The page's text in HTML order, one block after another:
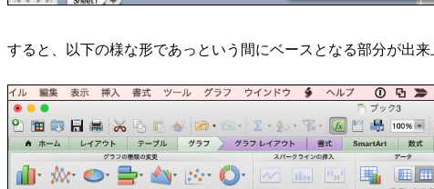
すると、以下の様な形であっという間にベースとなる部分が出